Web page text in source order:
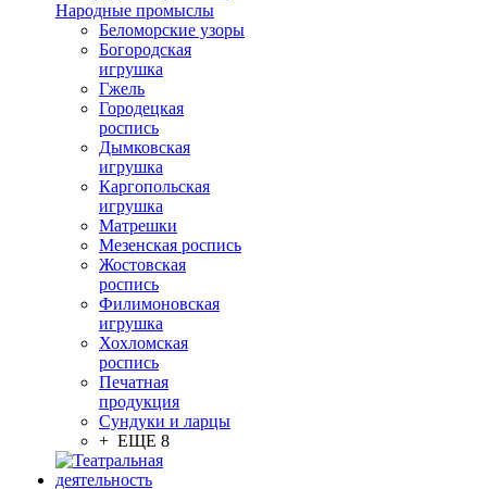
Народные промыслы
Беломорские узоры
Богородская
игрушка
Гжель
Городецкая
роспись
Дымковская
игрушка
Каргопольская
игрушка
Матрешки
Мезенская роспись
Жостовская
роспись
Филимоновская
игрушка
Хохломская
роспись
Печатная
продукция
Сундуки и ларцы
+ ЕЩЕ 8